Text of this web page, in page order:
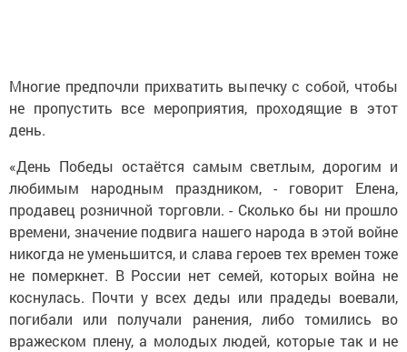
Многие предпочли прихватить выпечку с собой, чтобы
не пропустить все мероприятия, проходящие в этот
день.
«День Победы остаётся самым светлым, дорогим и
любимым народным праздником, - говорит Елена,
продавец розничной торговли. - Сколько бы ни прошло
времени, значение подвига нашего народа в этой войне
никогда не уменьшится, и слава героев тех времен тоже
не померкнет. В России нет семей, которых война не
коснулась. Почти у всех деды или прадеды воевали,
погибали или получали ранения, либо томились во
вражеском плену, а молодых людей, которые так и не